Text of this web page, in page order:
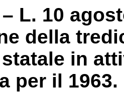
L. 10
della
in
per il 1963.